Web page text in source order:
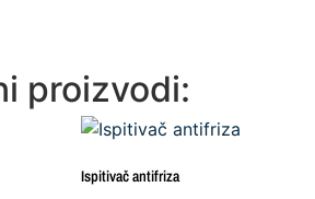
proizvodi:
Ispitivač antifriza